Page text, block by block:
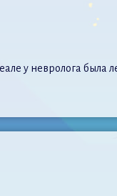
у невролога была